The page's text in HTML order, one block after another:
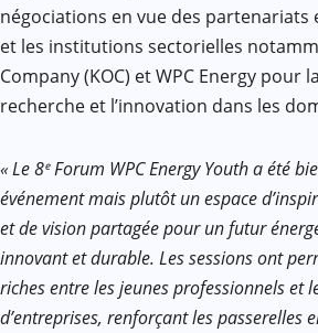
négociations en vue des partenariats
et les institutions sectorielles
Company (KOC) et WPC Energy pour
recherche et l’innovation dans les
« Le 8ᵉ Forum WPC Energy Youth a été
événement mais plutôt un espace
et de vision partagée pour un futur
innovant et durable. Les sessions ont
riches entre les jeunes professionnels et
d’entreprises, renforçant les passerelles